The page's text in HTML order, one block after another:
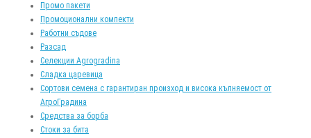
Промо пакети
Промоционални компекти
Работни съдове
Разсад
Селекции Agrogradina
Сладка царевица
Сортови семена с гарантиран произход и висока кълняемост от
АгроГрадина
Средства за борба
Стоки за бита